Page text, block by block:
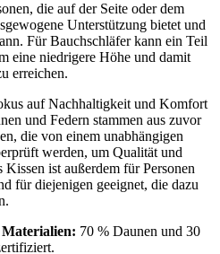
die auf der Seite oder dem
Unterstützung bietet und
Für Bauchschläfer kann ein Teil
eine niedrigere Höhe und damit
erreichen.
auf Nachhaltigkeit und Komfort
und Federn stammen aus zuvor
die von einem unabhängigen
werden, um Qualität und
ist außerdem für Personen
für diejenigen geeignet, die dazu
70 % Daunen und 30